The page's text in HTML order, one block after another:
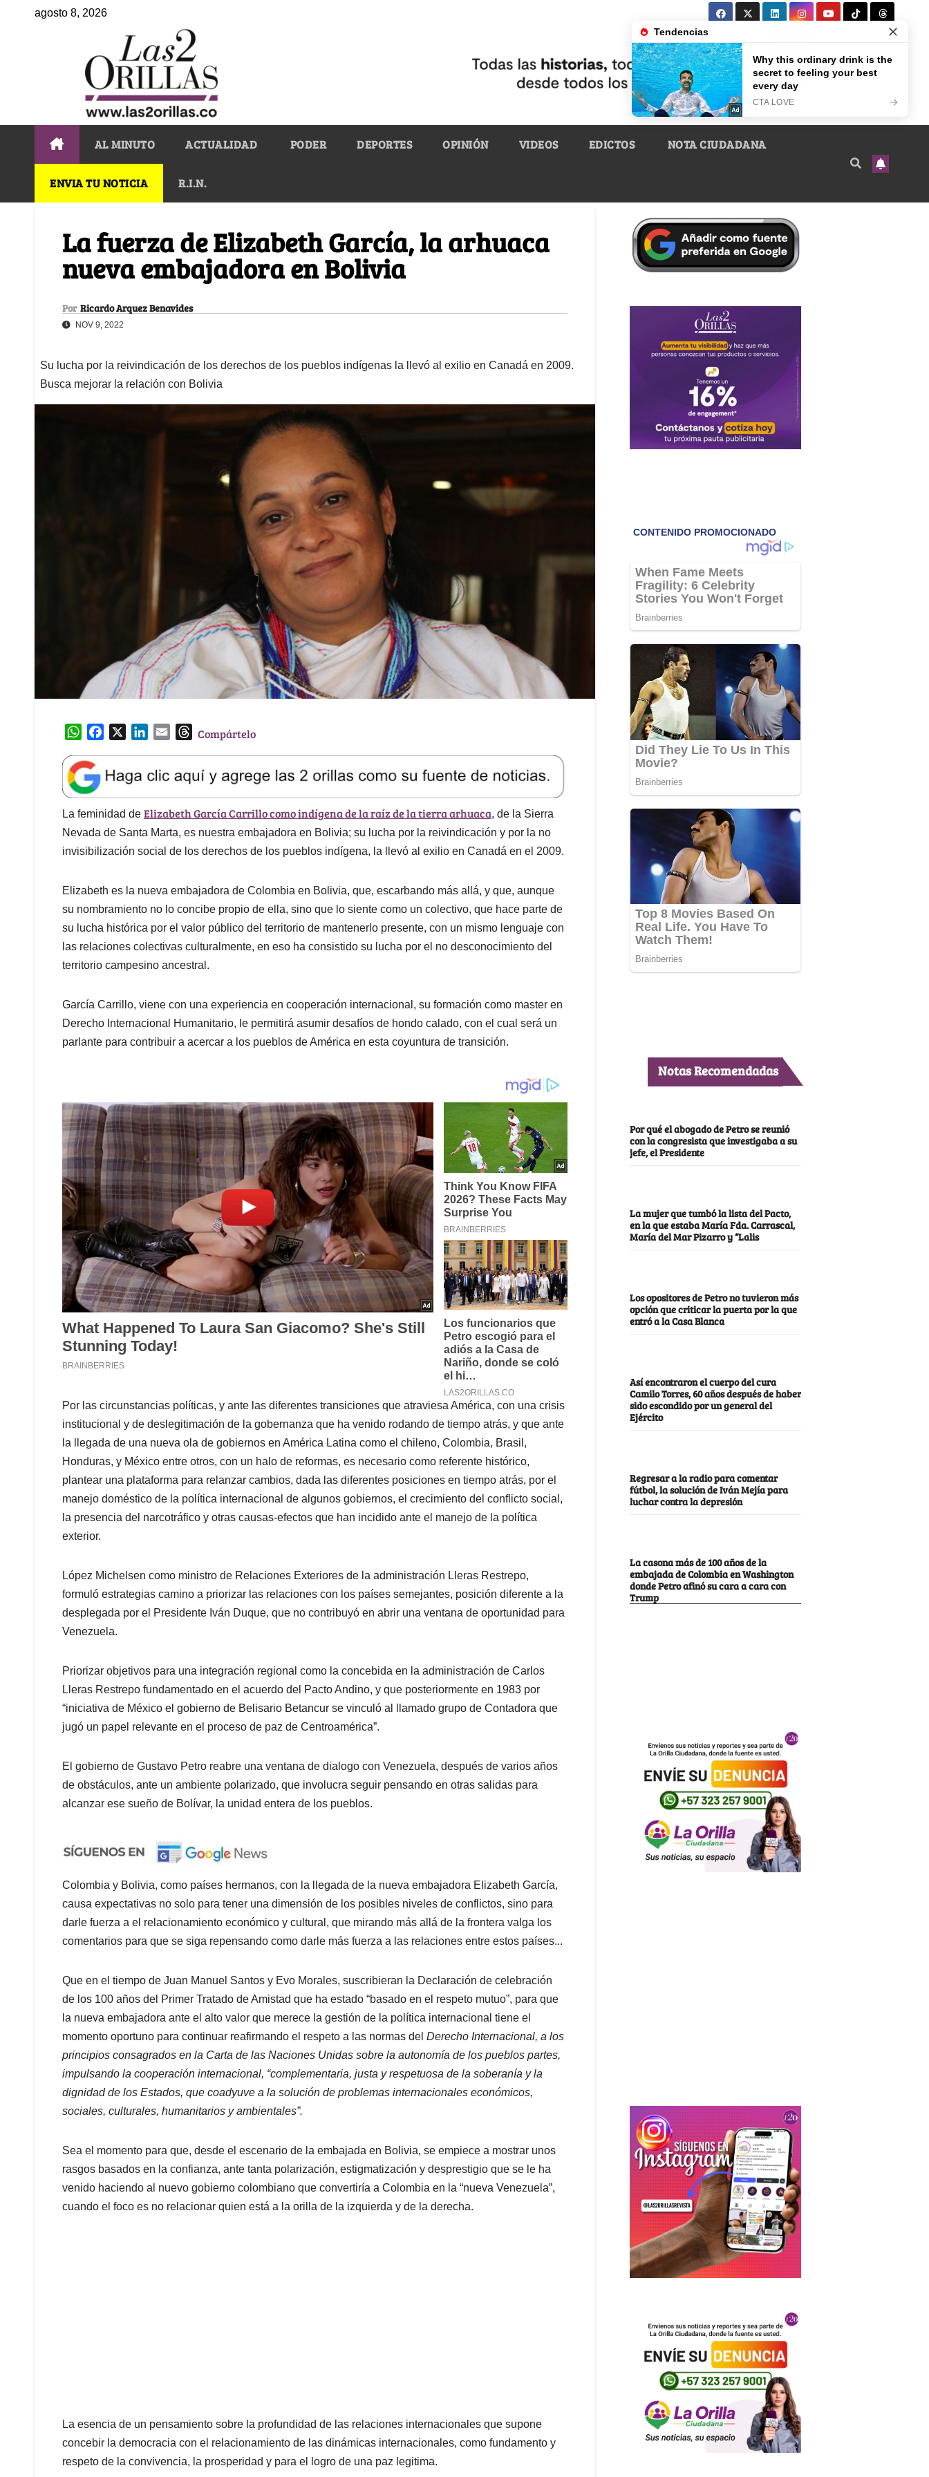
agosto 8, 2026
AL MINUTO ACTUALIDAD PODER DEPORTES OPINIÓN VIDEOS EDICTOS NOTA CIUDADANA
ENVIA TU NOTICIA R.I.N.
La fuerza de Elizabeth García, la arhuaca
nueva embajadora en Bolivia
Por Ricardo Arquez Benavides
NOV 9, 2022
Su lucha por la reivindicación de los derechos de los pueblos indígenas la llevó al exilio en Canadá en 2009.
Busca mejorar la relación con Bolivia
W
a
t
s
A
p
p
e
b
o
o
k
k
e
d
n
l
T
e
a
d
s
Compártelo
La feminidad de Elizabeth García Carrillo como indígena de la raíz de la tierra arhuaca, de la Sierra
Nevada de Santa Marta, es nuestra embajadora en Bolivia; su lucha por la reivindicación y por la no
invisibilización social de los derechos de los pueblos indígena, la llevó al exilio en Canadá en el 2009.
Elizabeth es la nueva embajadora de Colombia en Bolivia, que, escarbando más allá, y que, aunque
su nombramiento no lo concibe propio de ella, sino que lo siente como un colectivo, que hace parte de
su lucha histórica por el valor público del territorio de mantenerlo presente, con un mismo lenguaje con
las relaciones colectivas culturalmente, en eso ha consistido su lucha por el no desconocimiento del
territorio campesino ancestral.
García Carrillo, viene con una experiencia en cooperación internacional, su formación como master en
Derecho Internacional Humanitario, le permitirá asumir desafíos de hondo calado, con el cual será un
parlante para contribuir a acercar a los pueblos de América en esta coyuntura de transición.
Por las circunstancias políticas, y ante las diferentes transiciones que atraviesa América, con una crisis
institucional y de deslegitimación de la gobernanza que ha venido rodando de tiempo atrás, y que ante
la llegada de una nueva ola de gobiernos en América Latina como el chileno, Colombia, Brasil,
Honduras, y México entre otros, con un halo de reformas, es necesario como referente histórico,
plantear una plataforma para relanzar cambios, dada las diferentes posiciones en tiempo atrás, por el
manejo doméstico de la política internacional de algunos gobiernos, el crecimiento del conflicto social,
la presencia del narcotráfico y otras causas-efectos que han incidido ante el manejo de la política
exterior.
López Michelsen como ministro de Relaciones Exteriores de la administración Lleras Restrepo,
formuló estrategias camino a priorizar las relaciones con los países semejantes, posición diferente a la
desplegada por el Presidente Iván Duque, que no contribuyó en abrir una ventana de oportunidad para
Venezuela.
Priorizar objetivos para una integración regional como la concebida en la administración de Carlos
Lleras Restrepo fundamentado en el acuerdo del Pacto Andino, y que posteriormente en 1983 por
“iniciativa de México el gobierno de Belisario Betancur se vinculó al llamado grupo de Contadora que
jugó un papel relevante en el proceso de paz de Centroamérica”.
El gobierno de Gustavo Petro reabre una ventana de dialogo con Venezuela, después de varios años
de obstáculos, ante un ambiente polarizado, que involucra seguir pensando en otras salidas para
alcanzar ese sueño de Bolívar, la unidad entera de los pueblos.
Colombia y Bolivia, como países hermanos, con la llegada de la nueva embajadora Elizabeth García,
causa expectativas no solo para tener una dimensión de los posibles niveles de conflictos, sino para
darle fuerza a el relacionamiento económico y cultural, que mirando más allá de la frontera valga los
comentarios para que se siga repensando como darle más fuerza a las relaciones entre estos países...
Que en el tiempo de Juan Manuel Santos y Evo Morales, suscribieran la Declaración de celebración
de los 100 años del Primer Tratado de Amistad que ha estado “basado en el respeto mutuo”, para que
la nueva embajadora ante el alto valor que merece la gestión de la política internacional tiene el
momento oportuno para continuar reafirmando el respeto a las normas del Derecho Internacional, a los
principios consagrados en la Carta de las Naciones Unidas sobre la autonomía de los pueblos partes,
impulsando la cooperación internacional, “complementaria, justa y respetuosa de la soberanía y la
dignidad de los Estados, que coadyuve a la solución de problemas internacionales económicos,
sociales, culturales, humanitarios y ambientales”.
Sea el momento para que, desde el escenario de la embajada en Bolivia, se empiece a mostrar unos
rasgos basados en la confianza, ante tanta polarización, estigmatización y desprestigio que se le ha
venido haciendo al nuevo gobierno colombiano que convertiría a Colombia en la “nueva Venezuela”,
cuando el foco es no relacionar quien está a la orilla de la izquierda y de la derecha.
La esencia de un pensamiento sobre la profundidad de las relaciones internacionales que supone
concebir la democracia con el relacionamiento de las dinámicas internacionales, como fundamento y
respeto de la convivencia, la prosperidad y para el logro de una paz legitima.
Notas Recomendadas
Por qué el abogado de Petro se reunió
con la congresista que investigaba a su
jefe, el Presidente
La mujer que tumbó la lista del Pacto,
en la que estaba María Fda. Carrascal,
María del Mar Pizarro y “Lalis
Los opositores de Petro no tuvieron más
opción que criticar la puerta por la que
entró a la Casa Blanca
Así encontraron el cuerpo del cura
Camilo Torres, 60 años después de haber
sido escondido por un general del
Ejército
Regresar a la radio para comentar
fútbol, la solución de Iván Mejía para
luchar contra la depresión
La casona más de 100 años de la
embajada de Colombia en Washington
donde Petro afinó su cara a cara con
Trump